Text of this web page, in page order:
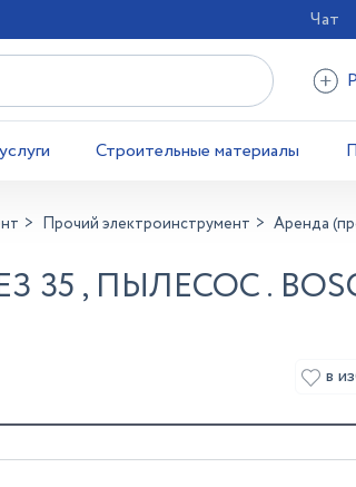
Чат
Строительные материалы
Прочий электроинструмент Аренда
, ПЫЛЕСОС .
в